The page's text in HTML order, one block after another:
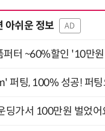
아쉬운 정보 AD
터 ~60%할인 '10만
퍼팅, 100% 성공! 퍼팅
딩가서 100만원 벌었어